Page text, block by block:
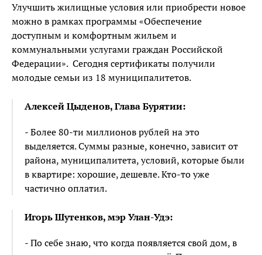
Улучшить жилищные условия или приобрести новое
можно в рамках программы «Обеспечение
доступным и комфортным жильем и
коммунальными услугами граждан Российской
Федерации». Сегодня сертификаты получили
молодые семьи из 18 муниципалитетов.
Алексей Цыденов, Глава Бурятии:
- Более 80-ти миллионов рублей на это
выделяется. Суммы разные, конечно, зависит от
района, муниципалитета, условий, которые были
в квартире: хорошие, дешевле. Кто-то уже
частично оплатил.
Игорь Шутенков, мэр Улан-Удэ:
- По себе знаю, что когда появляется свой дом, в